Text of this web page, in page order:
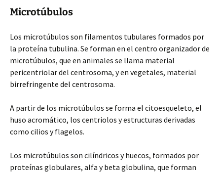
Microtúbulos
Los microtúbulos son filamentos tubulares formados por
la proteína tubulina. Se forman en el centro organizador de
microtúbulos, que en animales se llama material
pericentriolar del centrosoma, y en vegetales, material
birrefringente del centrosoma.
A partir de los microtúbulos se forma el citoesqueleto, el
huso acromático, los centriolos y estructuras derivadas
como cilios y flagelos.
Los microtúbulos son cilíndricos y huecos, formados por
proteínas globulares, alfa y beta globulina, que forman